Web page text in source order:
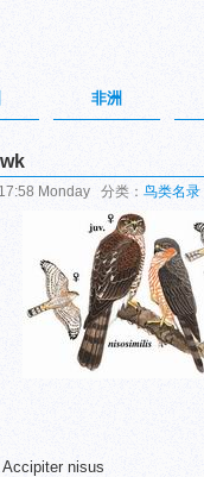
非洲
Monday 分类： 鸟类名录
nisus